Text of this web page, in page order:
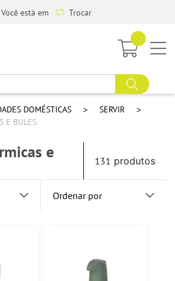
Você está em Trocar
DOMÉSTICAS
SERVIR
E BULES
e
131 produtos
Ordenar por